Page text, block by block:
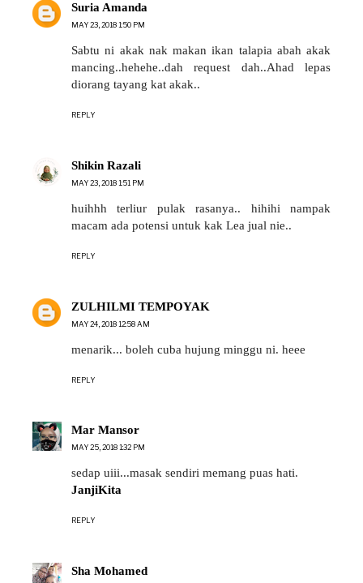
Suria Amanda
MAY 23, 2018 1:50 PM
Sabtu ni akak nak makan ikan talapia abah akak
mancing..hehehe..dah request dah..Ahad lepas
diorang tayang kat akak..
REPLY
Shikin Razali
MAY 23, 2018 1:51 PM
huihhh terliur pulak rasanya.. hihihi nampak
macam ada potensi untuk kak Lea jual nie..
REPLY
ZULHILMI TEMPOYAK
MAY 24, 2018 12:58 AM
menarik... boleh cuba hujung minggu ni. heee
REPLY
Mar Mansor
MAY 25, 2018 1:32 PM
sedap uiii...masak sendiri memang puas hati.
JanjiKita
REPLY
Sha Mohamed